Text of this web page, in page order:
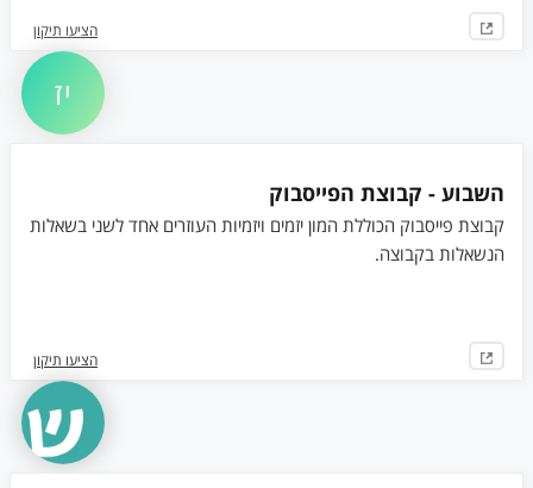
הציעו תיקון
יז
השבוע - קבוצת הפייסבוק
קבוצת פייסבוק הכוללת המון יזמים ויזמיות העוזרים אחד לשני בשאלות
הנשאלות בקבוצה.
הציעו תיקון